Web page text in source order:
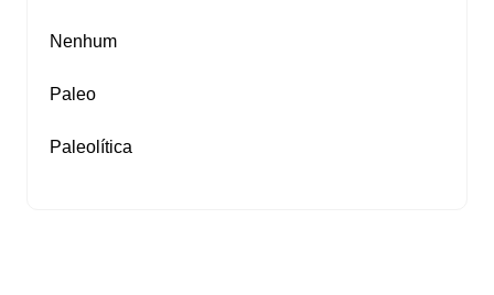
Nenhum
Paleo
Paleolítica